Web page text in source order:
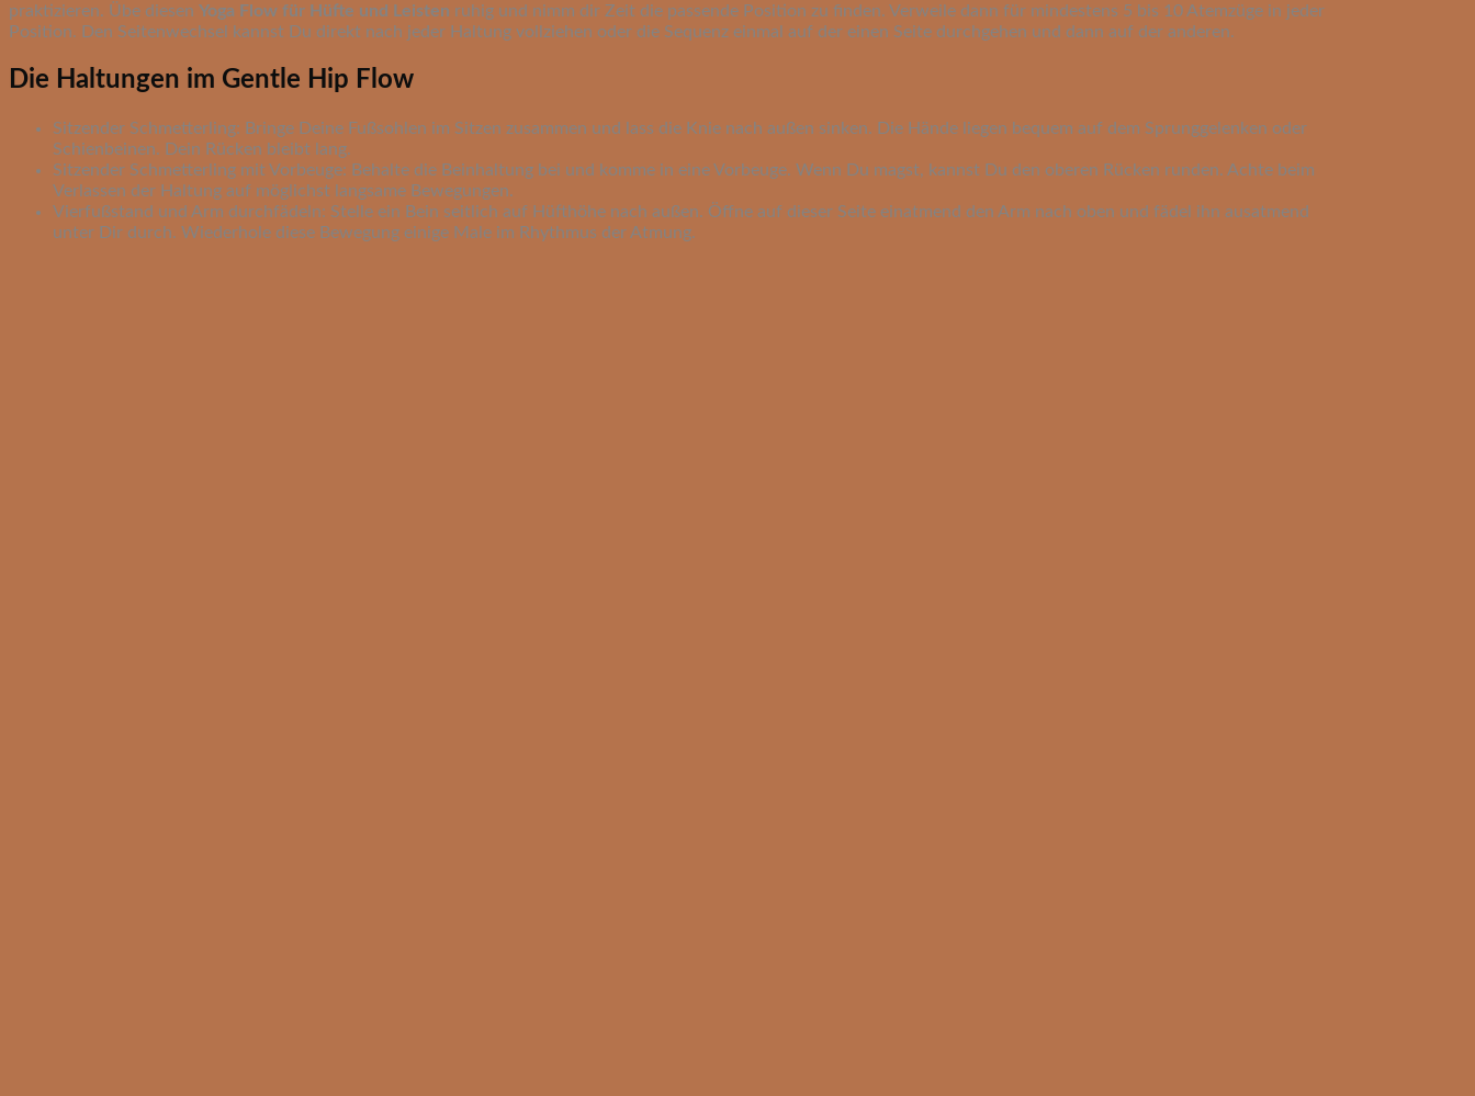
praktizieren. Übe diesen Yoga Flow für Hüfte und Leisten ruhig und nimm dir Zeit die passende Position zu finden. Verweile dann für mindestens 5 bis 10 Atemzüge in jeder
Position. Den Seitenwechsel kannst Du direkt nach jeder Haltung vollziehen oder die Sequenz einmal auf der einen Seite durchgehen und dann auf der anderen.
Die Haltungen im Gentle Hip Flow
Sitzender Schmetterling: Bringe Deine Fußsohlen im Sitzen zusammen und lass die Knie nach außen sinken. Die Hände liegen bequem auf dem Sprunggelenken oder
Schienbeinen. Dein Rücken bleibt lang.
Sitzender Schmetterling mit Vorbeuge: Behalte die Beinhaltung bei und komme in eine Vorbeuge. Wenn Du magst, kannst Du den oberen Rücken runden. Achte beim
Verlassen der Haltung auf möglichst langsame Bewegungen.
Vierfußstand und Arm durchfädeln: Stelle ein Bein seitlich auf Hüfthöhe nach außen. Öffne auf dieser Seite einatmend den Arm nach oben und fädel ihn ausatmend
unter Dir durch. Wiederhole diese Bewegung einige Male im Rhythmus der Atmung.